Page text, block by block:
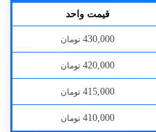
قیمت واحد
430,000 تومان
420,000 تومان
415,000 تومان
410,000 تومان